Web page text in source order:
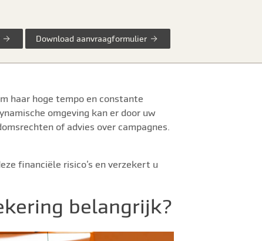
Download aanvraagformulier
haar hoge tempo en constante
omgeving kan er door uw
of advies over campagnes.
financiële risico’s en verzekert u
belangrijk?